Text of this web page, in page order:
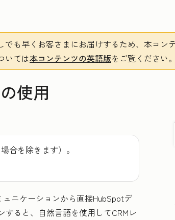
でも早くお客さまにお届けするため、本コン
いては本コンテンツの英語版をご覧ください。
使用
合を除きます）。
ニケーションから直接HubSpotデ
ると、自然言語を使用してCRMレ